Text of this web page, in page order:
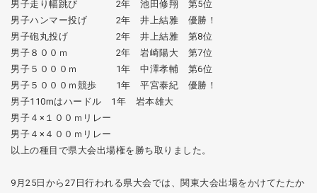
男子走り幅跳び 2年 池田修翔 第5位
男子ハンマー投げ 2年 井上結雅 優勝！
男子砲丸投げ 2年 井上結雅 第8位
男子８００ｍ 2年 岩崎陽大 第7位
男子５０００ｍ 1年 中澤孝輔 第6位
男子５０００ｍ競歩 1年 平宮泰紀 優勝！
男子110mはハードル 1年 岩本雄大
男子４×１００ｍリレー
男子４×４００ｍリレー
以上の種目で県大会出場権を勝ち取りました。
9月25日から27日行われる県大会では、関東大会出場をかけてたたか